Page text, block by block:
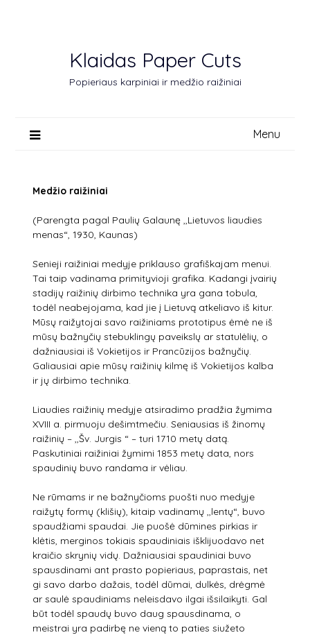
Klaidas Paper Cuts
Popieriaus karpiniai ir medžio raižiniai
Menu
Medžio raižiniai
(Parengta pagal Paulių Galaunę ,,Lietuvos liaudies
menas“, 1930, Kaunas)
Senieji raižiniai medyje priklauso grafiškajam menui.
Tai taip vadinama primityvioji grafika. Kadangi įvairių
stadijų raižinių dirbimo technika yra gana tobula,
todėl neabejojama, kad jie į Lietuvą atkeliavo iš kitur.
Mūsų raižytojai savo raižiniams prototipus ėmė ne iš
mūsų bažnyčių stebuklingų paveikslų ar statulėlių, o
dažniausiai iš Vokietijos ir Prancūzijos bažnyčių.
Galiausiai apie mūsų raižinių kilmę iš Vokietijos kalba
ir jų dirbimo technika.
Liaudies raižinių medyje atsiradimo pradžia žymima
XVIII a. pirmuoju dešimtmečiu. Seniausias iš žinomų
raižinių – ,,Šv. Jurgis “ – turi 1710 metų datą.
Paskutiniai raižiniai žymimi 1853 metų data, nors
spaudinių buvo randama ir vėliau.
Ne rūmams ir ne bažnyčioms puošti nuo medyje
raižytų formų (klišių), kitaip vadinamų ,,lentų“, buvo
spaudžiami spaudai. Jie puošė dūmines pirkias ir
klėtis, merginos tokiais spaudiniais išklijuodavo net
kraičio skrynių vidų. Dažniausiai spaudiniai buvo
spausdinami ant prasto popieriaus, paprastais, net
gi savo darbo dažais, todėl dūmai, dulkės, drėgmė
ar saulė spaudiniams neleisdavo ilgai išsilaikyti. Gal
būt todėl spaudų buvo daug spausdinama, o
meistrai yra padirbę ne vieną to paties siužeto